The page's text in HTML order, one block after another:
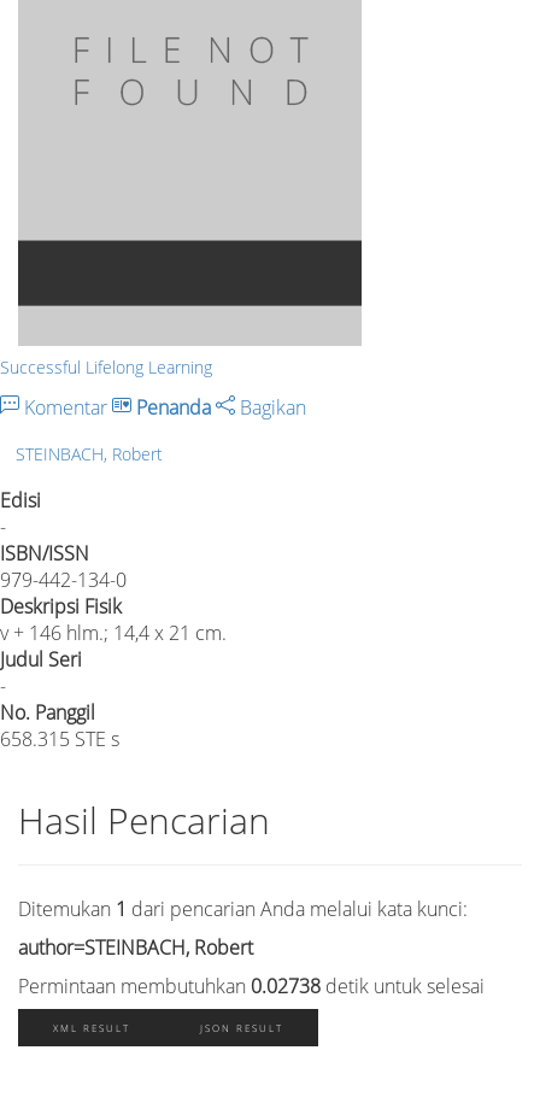
Successful Lifelong Learning
Komentar Penanda Bagikan
STEINBACH, Robert
Edisi
-
ISBN/ISSN
979-442-134-0
Deskripsi Fisik
v + 146 hlm.; 14,4 x 21 cm.
Judul Seri
-
No. Panggil
658.315 STE s
Hasil Pencarian
Ditemukan 1 dari pencarian Anda melalui kata kunci:
author=STEINBACH, Robert
Permintaan membutuhkan 0.02738 detik untuk selesai
XML RESULT JSON RESULT